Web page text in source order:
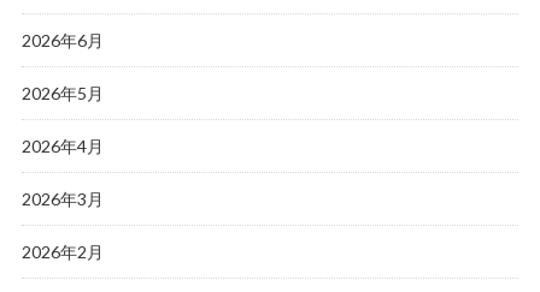
2026年6月
2026年5月
2026年4月
2026年3月
2026年2月